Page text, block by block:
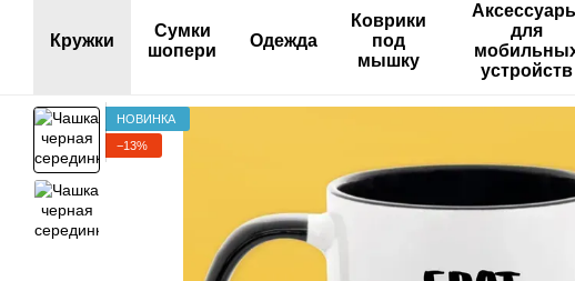
Кружки
Сумки
шопери
Одежда
Коврики
под
мышку
для
устройств
НОВИНКА
−13%